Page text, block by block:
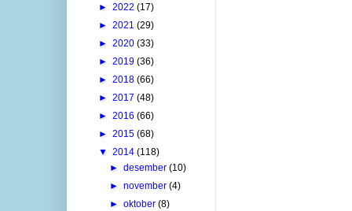
► 2022 (17)
► 2021 (29)
► 2020 (33)
► 2019 (36)
► 2018 (66)
► 2017 (48)
► 2016 (66)
► 2015 (68)
▼ 2014 (118)
►desember(10)
►november(4)
►oktober(8)